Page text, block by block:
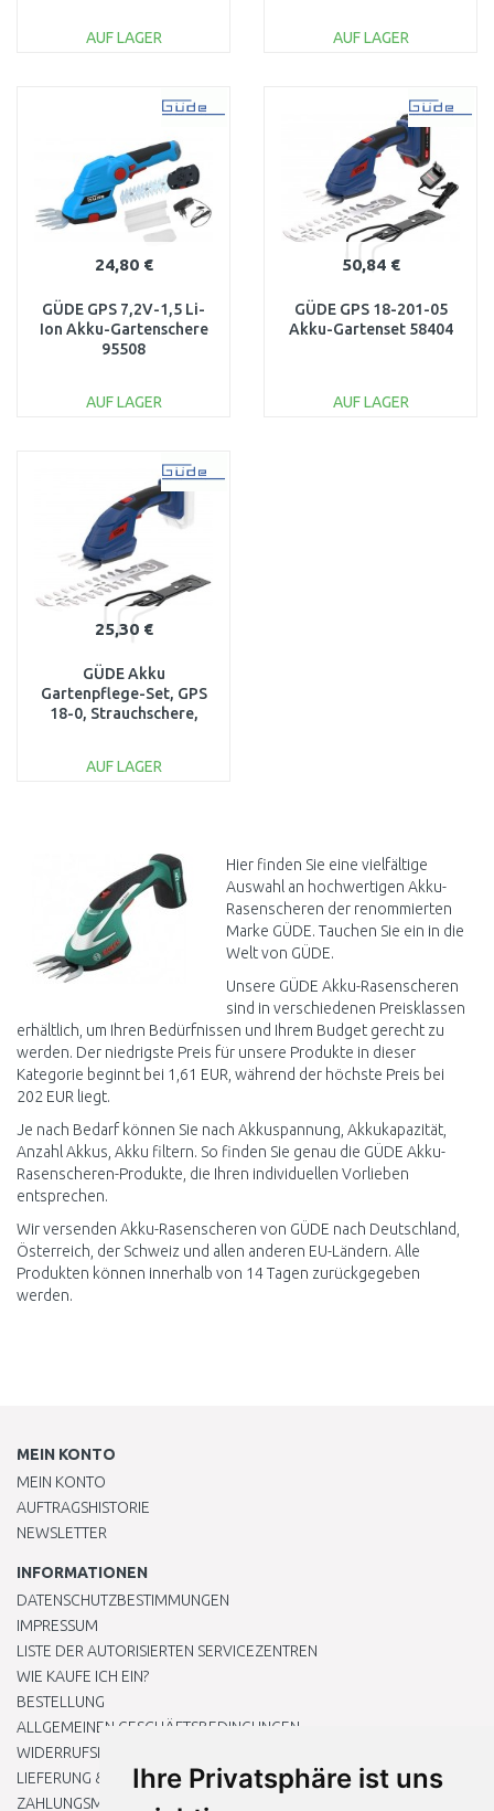
Ihre Privatsphäre ist uns
AUF LAGER
AUF LAGER
Vergleichen
24,80 €
GÜDE GPS 7,2V-1,5 Li-
Ion Akku-Gartenschere
95508
AUF LAGER
Vergleichen
50,84 €
GÜDE GPS 18-201-05
Akku-Gartenset 58404
AUF LAGER
25,30 €
GÜDE Akku
Gartenpflege-Set, GPS
18-0, Strauchschere,
AUF LAGER
Vergleichen
Hier finden Sie eine vielfältige
Auswahl an hochwertigen Akku-
Rasenscheren der renommierten
Marke GÜDE. Tauchen Sie ein in die
Welt von GÜDE.
Unsere GÜDE Akku-Rasenscheren
sind in verschiedenen Preisklassen
erhältlich, um Ihren Bedürfnissen und Ihrem Budget gerecht zu
werden. Der niedrigste Preis für unsere Produkte in dieser
Kategorie beginnt bei 1,61 EUR, während der höchste Preis bei
202 EUR liegt.
Je nach Bedarf können Sie nach Akkuspannung, Akkukapazität,
Anzahl Akkus, Akku filtern. So finden Sie genau die GÜDE Akku-
Rasenscheren-Produkte, die Ihren individuellen Vorlieben
entsprechen.
Wir versenden Akku-Rasenscheren von GÜDE nach Deutschland,
Österreich, der Schweiz und allen anderen EU-Ländern. Alle
Produkten können innerhalb von 14 Tagen zurückgegeben
werden.
MEIN KONTO
MEIN KONTO
AUFTRAGSHISTORIE
NEWSLETTER
INFORMATIONEN
DATENSCHUTZBESTIMMUNGEN
IMPRESSUM
LISTE DER AUTORISIERTEN SERVICEZENTREN
WIE KAUFE ICH EIN?
BESTELLUNG
ALLGEMEINEN GESCHÄFTSBEDINGUNGEN
WIDERRUFSRECHT
LIEFERUNG & ZAHLUNG
ZAHLUNGSMETHODEN